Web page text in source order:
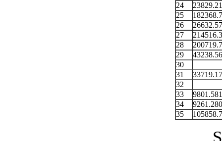
24
25
26
27
28
29
30
31
32
33
34
35